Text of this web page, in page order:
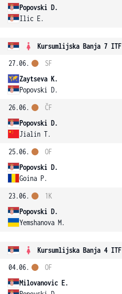
Popovski D.
Ilic E.
Kursumlijska Banja 7 ITF
27.06.
Zaytseva K.
Popovski D.
SF
26.06.
Popovski D.
Jialin T.
ČF
25.06.
Popovski D.
Goina P.
OF
23.06.
Popovski D.
Yemshanova M.
1K
Kursumlijska Banja 4 ITF
04.06.
Milovanovic E.
OF